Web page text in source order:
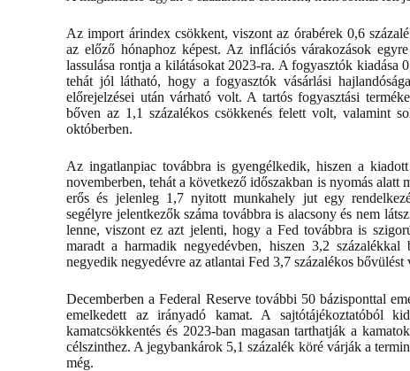
Az import árindex csökkent, viszont az órabérek 0,6
az előző hónaphoz képest. Az inflációs várakozások
lassulása rontja a kilátásokat 2023-ra. A fogyasztók kiadása
tehát jól látható, hogy a fogyasztók vásárlási
előrejelzései után várható volt. A tartós fogyasztási
bőven az 1,1 százalékos csökkenés felett volt, valamint
októberben.
Az ingatlanpiac továbbra is gyengélkedik, hiszen a
novemberben, tehát a következő időszakban is nyomás alatt
erős és jelenleg 1,7 nyitott munkahely jut egy
segélyre jelentkezők száma továbbra is alacsony és nem
lenne, viszont ez azt jelenti, hogy a Fed továbbra is
maradt a harmadik negyedévben, hiszen 3,2
negyedik negyedévre az atlantai Fed 3,7 százalékos bővülést
Decemberben a Federal Reserve további 50 bázisponttal
emelkedett az irányadó kamat. A sajtótájékoztatóból
kamatcsökkentés és 2023-ban magasan tarthatják a
célszinthez. A jegybankárok 5,1 százalék köré várják a
még.